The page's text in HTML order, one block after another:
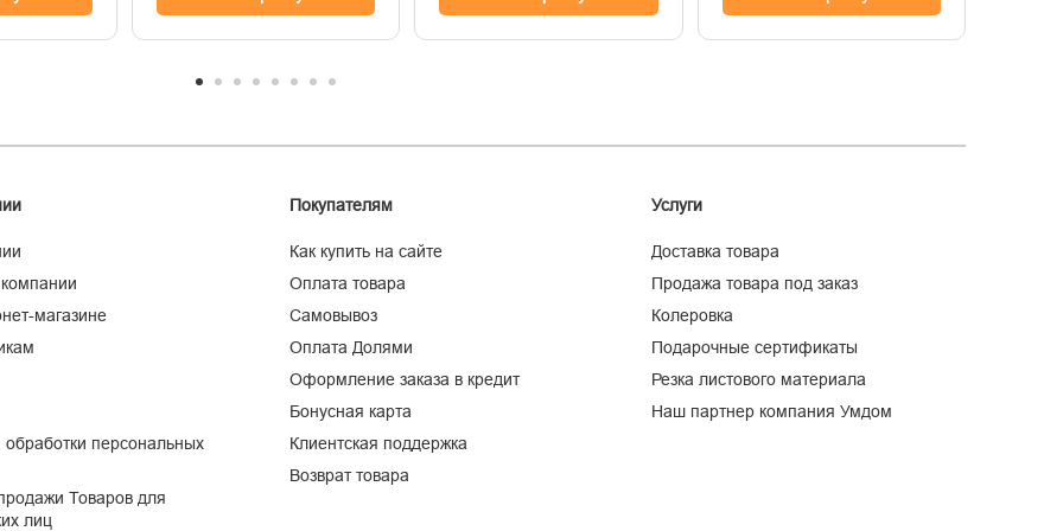
магазине
обработки персональных
Товаров для
лиц
Покупателям
Как купить на сайте
Оплата товара
Самовывоз
Оплата Долями
Оформление заказа в кредит
Бонусная карта
Клиентская поддержка
Возврат товара
Услуги
Доставка товара
Продажа товара под заказ
Колеровка
Подарочные сертификаты
Резка листового материала
Наш партнер компания Умдом